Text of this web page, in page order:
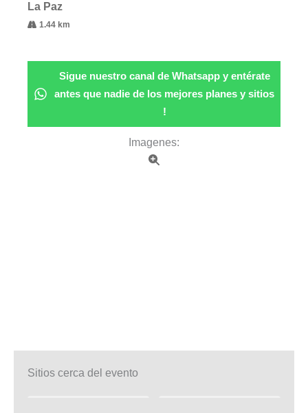
La Paz
1.44 km
Sigue nuestro canal de Whatsapp y entérate
antes que nadie de los mejores planes y sitios
!
Imagenes:
Sitios cerca del evento